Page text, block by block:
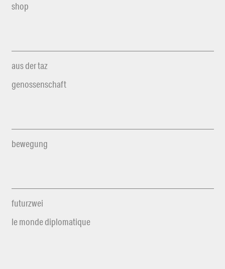
shop
aus der taz
genossenschaft
bewegung
futurzwei
le monde diplomatique